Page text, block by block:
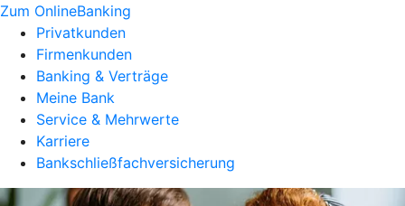
Zum OnlineBanking
Privatkunden
Firmenkunden
Banking & Verträge
Meine Bank
Service & Mehrwerte
Karriere
Bankschließfachversicherung